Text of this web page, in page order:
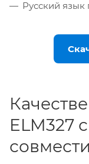
Русский
ELM327